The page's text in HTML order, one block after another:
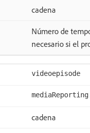
cadena
Número de
necesario si el
videoepisode
cadena